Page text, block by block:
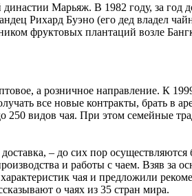
Марьяж. В 1982 году, за год
Рихард Буэно (его дед владел
фруктовых плантаций возле
а розничное направление. К
все новые контракты, брать в
250 видов чая. При этом семейные
– до сих пор осуществляются
и работы с чаем. Взяв за
чая и предложили
о чаях из 35 стран мира.